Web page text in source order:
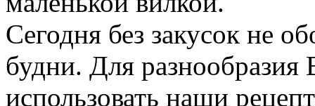
Сегодня без закусок не
будни. Для
использовать наши